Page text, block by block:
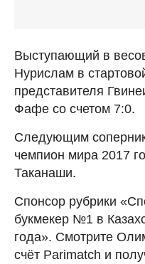
Выступающий в
Нурислам в
представителя
Фафе со счетом 7:0.
Следующим
чемпион мира 2017
Таканаши.
Спонсор рубрики
букмекер №1 в
года». Смотрите
счёт Parimatch и